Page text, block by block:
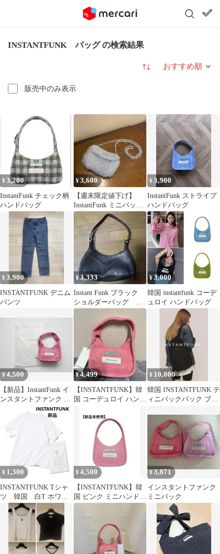
INSTANTFUNK バッグ の検索結果
販売中のみ表示
並び替え
¥ 3,200
InstantFunk チェック柄
ハンドバッグ
¥3,600
【週末限定値下げ】
InstantFunk ミニバッグ
チェーンバッグ 韓国
¥3,900
InstantFunk ストライプ
ハンドバッグ
¥3,900
INSTANTFUNK デニム
パンツ
¥3,333
Instant Funk ブラック
ショルダーバッグ ホ
ボバッグ
¥3,000
韓国 instantfunk コーデ
ュロイ ハンドバッグ
¥4,500
【新品】InstantFunk イ
ンスタントファンク コ
ーデュロイ ミニバッグ
¥4,499
【INSTANTFUNK】韓
国 コーデュロイ ハンド
¥ 10,000
韓国 INSTANTFUNK テ
ィニバックパック ブラ
¥ 1,300
INSTANTFUNK Tシャ
ツ 韓国 白T ホワイ
ト インスタントファ
ンク
¥4,500
【INSTANTFUNK】韓
国 ピンク ミニハンドバ
ッグ コーデュロイ
¥3,871
インスタントファンク
ミニバック